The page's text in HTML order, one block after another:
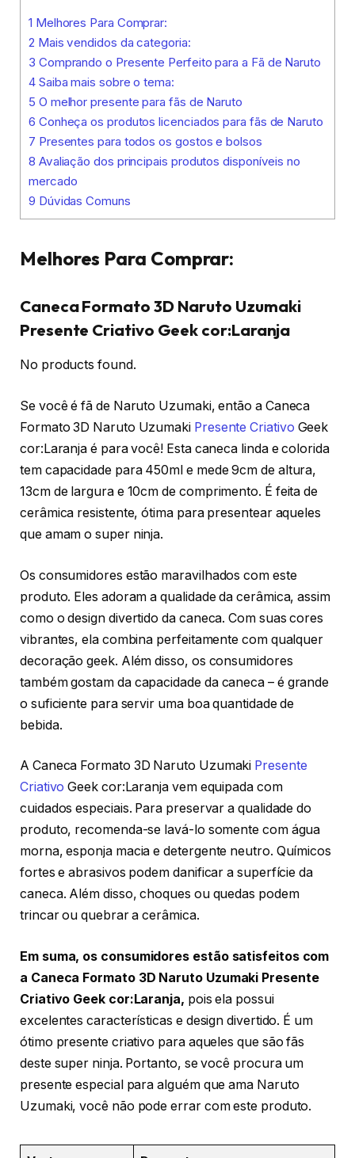
1 Melhores Para Comprar:
2 Mais vendidos da categoria:
3 Comprando o Presente Perfeito para a Fã de Naruto
4Saiba mais sobre o tema:
5 O melhor presente para fãs de Naruto
6 Conheça os produtos licenciados para fãs de Naruto
7 Presentes para todos os gostos e bolsos
8 Avaliação dos principais produtos disponíveis no
mercado
9 Dúvidas Comuns
Melhores Para Comprar:
Caneca Formato 3D Naruto Uzumaki
Presente Criativo Geek cor:Laranja
No products found.
Se você é fã de Naruto Uzumaki, então a Caneca
Formato 3D Naruto Uzumaki Presente Criativo Geek
cor:Laranja é para você! Esta caneca linda e colorida
tem capacidade para 450ml e mede 9cm de altura,
13cm de largura e 10cm de comprimento. É feita de
cerâmica resistente, ótima para presentear aqueles
que amam o super ninja.
Os consumidores estão maravilhados com este
produto. Eles adoram a qualidade da cerâmica, assim
como o design divertido da caneca. Com suas cores
vibrantes, ela combina perfeitamente com qualquer
decoração geek. Além disso, os consumidores
também gostam da capacidade da caneca – é grande
o suficiente para servir uma boa quantidade de
bebida.
A Caneca Formato 3D Naruto Uzumaki Presente
Criativo Geek cor:Laranja vem equipada com
cuidados especiais. Para preservar a qualidade do
produto, recomenda-se lavá-lo somente com água
morna, esponja macia e detergente neutro. Químicos
fortes e abrasivos podem danificar a superfície da
caneca. Além disso, choques ou quedas podem
trincar ou quebrar a cerâmica.
Em suma, os consumidores estão satisfeitos com
a Caneca Formato 3D Naruto Uzumaki Presente
Criativo Geek cor:Laranja, pois ela possui
excelentes características e design divertido. É um
ótimo presente criativo para aqueles que são fãs
deste super ninja. Portanto, se você procura um
presente especial para alguém que ama Naruto
Uzumaki, você não pode errar com este produto.